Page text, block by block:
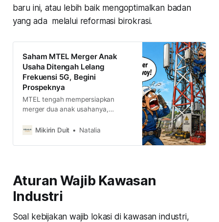
baru ini, atau lebih baik mengoptimalkan badan
yang ada melalui reformasi birokrasi.
Saham MTEL Merger Anak
Usaha Ditengah Lelang
Frekuensi 5G, Begini
Prospeknya
MTEL tengah mempersiapkan
merger dua anak usahanya,
dengan lelang frekuensi 700 MHz
permintaan infrastruktur
dilirik sahamnya?
Mikirin Duit Natalia
Aturan Wajib Kawasan
Industri
Soal kebijakan wajib lokasi di kawasan industri,